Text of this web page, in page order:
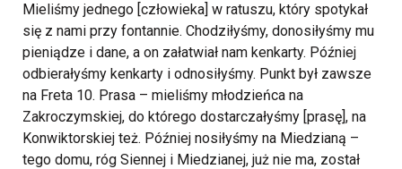
Mieliśmy jednego [człowieka] w ratuszu, który spotykał
się z nami przy fontannie. Chodziłyśmy, donosiłyśmy mu
pieniądze i dane, a on załatwiał nam kenkarty. Później
odbierałyśmy kenkarty i odnosiłyśmy. Punkt był zawsze
na Freta 10. Prasa – mieliśmy młodzieńca na
Zakroczymskiej, do którego dostarczałyśmy [prasę], na
Konwiktorskiej też. Później nosiłyśmy na Miedzianą –
tego domu, róg Siennej i Miedzianej, już nie ma, został